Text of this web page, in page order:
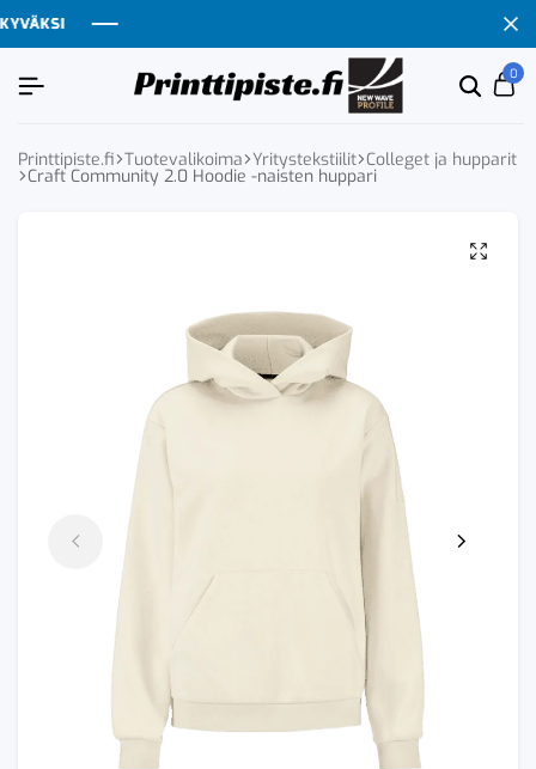
Etsi
0
Printtipiste.fi Tuotevalikoima Yritystekstiilit Colleget ja hupparit
Craft Community 2.0 Hoodie -naisten huppari